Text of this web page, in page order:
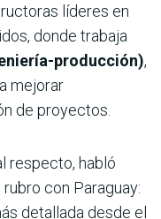
líderes en
donde trabaja
producción),
mejorar
de proyectos.
respecto, habló
con Paraguay:
detallada desde el